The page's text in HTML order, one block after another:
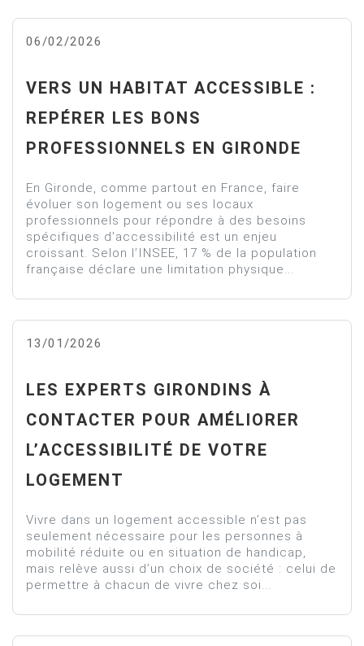
06/02/2026
VERS UN HABITAT ACCESSIBLE :
REPÉRER LES BONS
PROFESSIONNELS EN GIRONDE
En Gironde, comme partout en France, faire
évoluer son logement ou ses locaux
professionnels pour répondre à des besoins
spécifiques d’accessibilité est un enjeu
croissant. Selon l’INSEE, 17 % de la population
française déclare une limitation physique...
13/01/2026
LES EXPERTS GIRONDINS À
CONTACTER POUR AMÉLIORER
L’ACCESSIBILITÉ DE VOTRE
LOGEMENT
Vivre dans un logement accessible n’est pas
seulement nécessaire pour les personnes à
mobilité réduite ou en situation de handicap,
mais relève aussi d’un choix de société : celui de
permettre à chacun de vivre chez soi...